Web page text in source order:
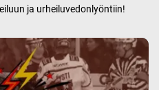
ja urheiluvedonlyöntiin!